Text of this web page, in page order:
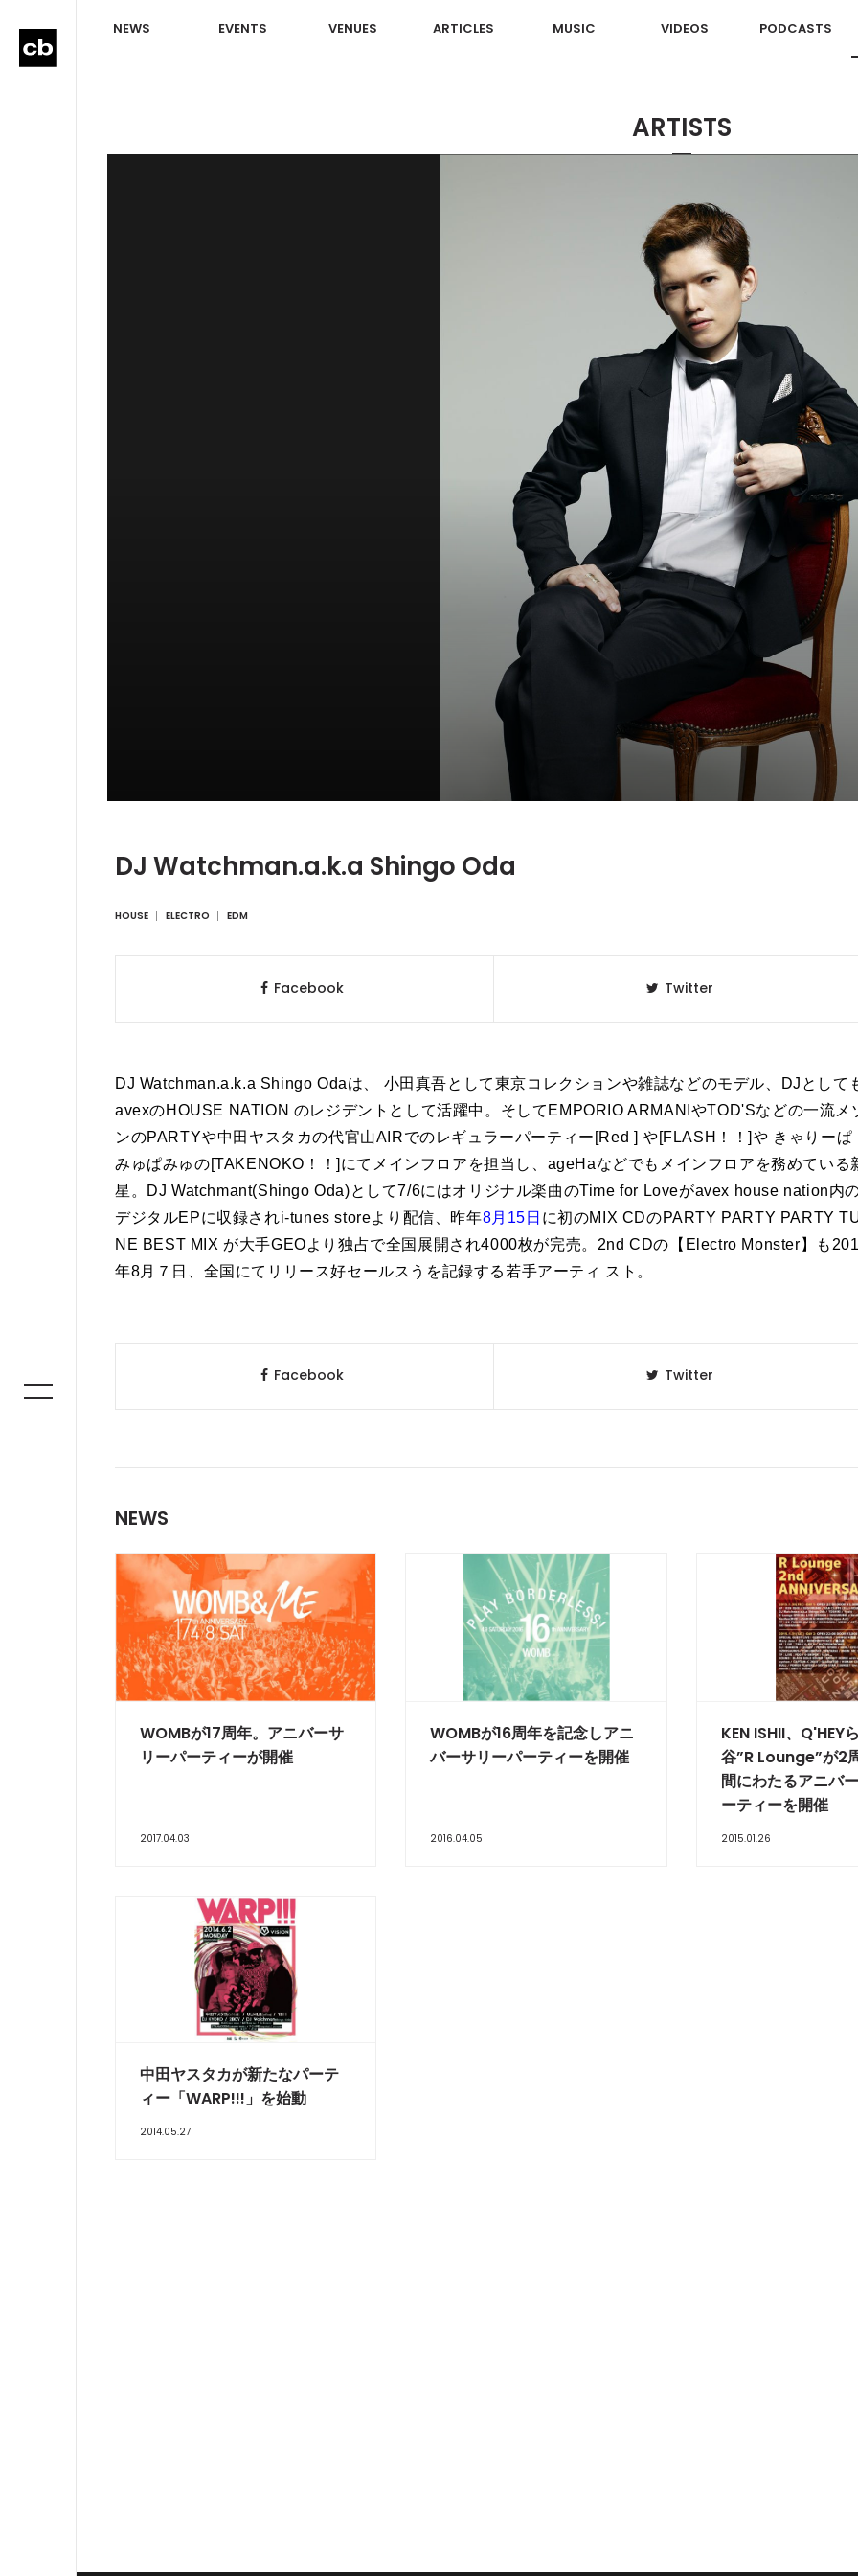
NEWS EVENTS VENUES ARTICLES MUSIC VIDEOS PODCASTS
ARTISTS
DJ Watchman.a.k.a Shingo Oda
HOUSE ELECTRO EDM
Facebook Twitter
DJ Watchman.a.k.a Shingo Odaは、 小田真吾として東京コレクションや雑誌などのモデル、DJとして
avexのHOUSE NATION のレジデントとして活躍中。そしてEMPORIO ARMANIやTOD'Sなどの一流メ
ンのPARTYや中田ヤスタカの代官山AIRでのレギュラーパーティー[Red ] や[FLASH！！]や きゃりーぱ
みゅぱみゅの[TAKENOKO！！]にてメインフロアを担当し、ageHaなどでもメインフロアを務めている
星。DJ Watchmant(Shingo Oda)として7/6にはオリジナル楽曲のTime for Loveがavex house nation内
デジタルEPに収録されi-tunes storeより配信、昨年8月15日 に初のMIX CDのPARTY PARTY PARTY
NE BEST MIX が大手GEOより独占で全国展開され4000枚が完売。2nd CDの【 Electro Monster】
も
年8月７日、全国にてリリース好セールスうを記録する若手アーティ スト。
Facebook Twitter
NEWS
WOMBが17周年。アニバーサ
リーパーティーが開催
2017.04.03
WOMBが16周年を記念しアニ
バーサリーパーティーを開催
2016.04.05
KEN ISHII、Q'HEY
谷”R Lounge”が2
間にわたるアニバ
ーティーを開催
2015.01.26
中田ヤスタカが新たなパーテ
ィー「WARP!!!」を始動
2014.05.27